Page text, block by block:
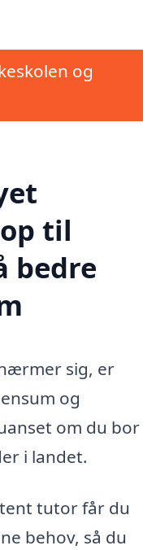
og
til
bedre
sig, er
og
om du bor
i landet.
tutor får du
behov, så du